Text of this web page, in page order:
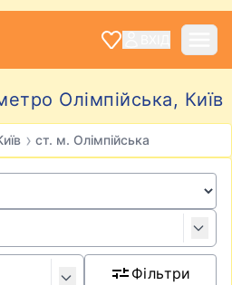
Олімпійська, Київ
› ст. м. Олімпійська
Фільтри